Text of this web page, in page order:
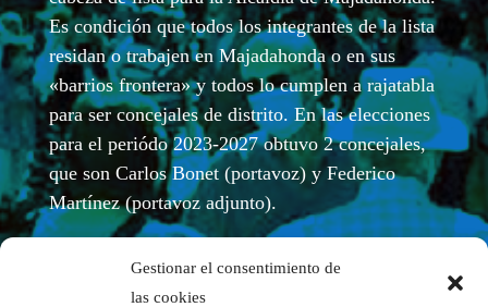
Gestionar el consentimiento de
las cookies
Es condición que todos los integrantes de la lista
residan o trabajen en Majadahonda o en sus
«barrios frontera» y todos lo cumplen a rajatabla
para ser concejales de distrito. En las elecciones
para el periódo 2023-2027 obtuvo 2 concejales,
que son Carlos Bonet (portavoz) y Federico
Martínez (portavoz adjunto).